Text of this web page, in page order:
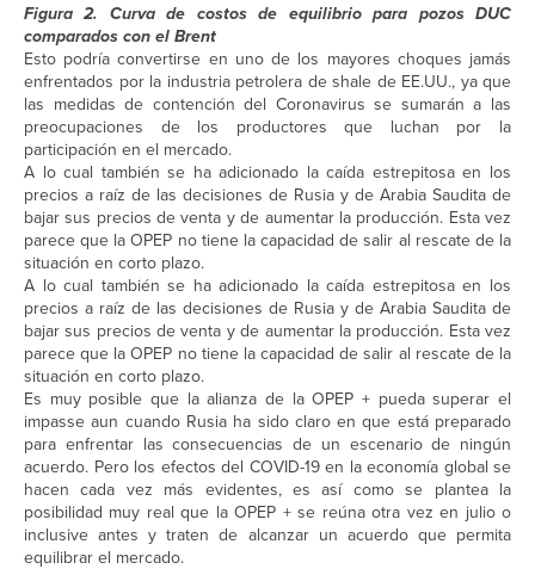
Figura 2. Curva de costos de equilibrio para pozos DUC
comparados con el Brent
Esto podría convertirse en uno de los mayores choques jamás
enfrentados por la industria petrolera de shale de EE.UU., ya que
las medidas de contención del Coronavirus se sumarán a las
preocupaciones de los productores que luchan por la
participación en el mercado.
A lo cual también se ha adicionado la caída estrepitosa en los
precios a raíz de las decisiones de Rusia y de Arabia Saudita de
bajar sus precios de venta y de aumentar la producción. Esta vez
parece que la OPEP no tiene la capacidad de salir al rescate de la
situación en corto plazo.
A lo cual también se ha adicionado la caída estrepitosa en los
precios a raíz de las decisiones de Rusia y de Arabia Saudita de
bajar sus precios de venta y de aumentar la producción. Esta vez
parece que la OPEP no tiene la capacidad de salir al rescate de la
situación en corto plazo.
Es muy posible que la alianza de la OPEP + pueda superar el
impasse aun cuando Rusia ha sido claro en que está preparado
para enfrentar las consecuencias de un escenario de ningún
acuerdo. Pero los efectos del COVID-19 en la economía global se
hacen cada vez más evidentes, es así como se plantea la
posibilidad muy real que la OPEP + se reúna otra vez en julio o
inclusive antes y traten de alcanzar un acuerdo que permita
equilibrar el mercado.